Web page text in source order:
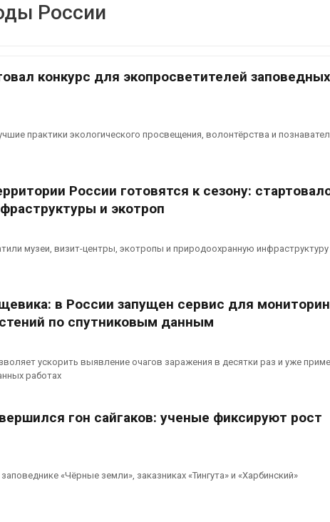
России
конкурс для экопросветителей заповедных
практики экологического просвещения, волонтёрства и
России готовятся к сезону:
и экотроп
музеи, визит-центры, экотропы и природоохранную
в России запущен сервис для
по спутниковым данным
ускорить выявление очагов заражения в десятки раз и уже
работах
гон сайгаков: ученые фиксируют рост
«Чёрные земли», заказниках «Тингута» и «Харбинский»
Дождевая вода с крыш
может помочь городам
Минприроды
судов из-за дефицита
пресной воды
В китайской провинции
экообменники для сбора
вторсырья
Учёные предложили
Южная Корея
развитие
полтора раза
увеличить
без
Авг 7, 2026
олени
Ozon